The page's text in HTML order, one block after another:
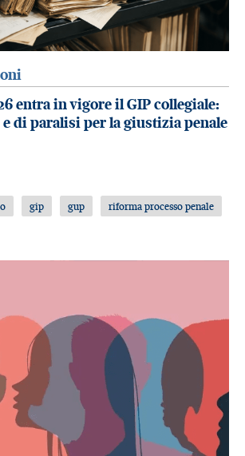
entra in vigore il GIP collegiale:
di paralisi per la giustizia penale
gip gup riforma processo penale